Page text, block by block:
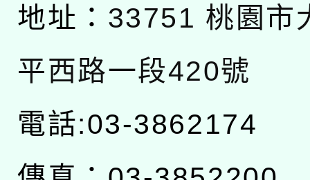
地址： 33751 桃園市
平西路一段420號
電話:03-3862174